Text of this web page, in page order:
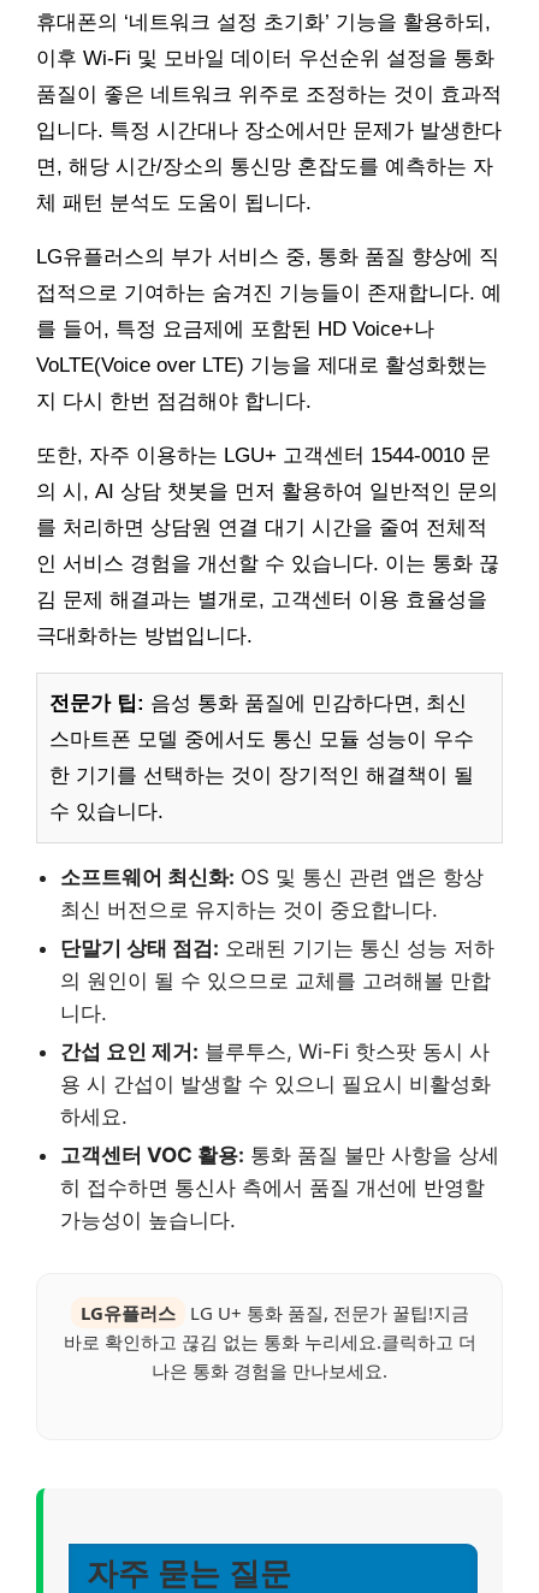
휴대폰의 ‘네트워크 설정 초기화’ 기능을 활용하되,
이후 Wi-Fi 및 모바일 데이터 우선순위 설정을 통화
품질이 좋은 네트워크 위주로 조정하는 것이 효과적
입니다. 특정 시간대나 장소에서만 문제가 발생한다
면, 해당 시간/장소의 통신망 혼잡도를 예측하는 자
체 패턴 분석도 도움이 됩니다.
LG유플러스의 부가 서비스 중, 통화 품질 향상에 직
접적으로 기여하는 숨겨진 기능들이 존재합니다. 예
를 들어, 특정 요금제에 포함된 HD Voice+나
VoLTE(Voice over LTE) 기능을 제대로 활성화했는
지 다시 한번 점검해야 합니다.
또한, 자주 이용하는 LGU+ 고객센터 1544-0010 문
의 시, AI 상담 챗봇을 먼저 활용하여 일반적인 문의
를 처리하면 상담원 연결 대기 시간을 줄여 전체적
인 서비스 경험을 개선할 수 있습니다. 이는 통화 끊
김 문제 해결과는 별개로, 고객센터 이용 효율성을
극대화하는 방법입니다.
전문가 팁: 음성 통화 품질에 민감하다면, 최신
스마트폰 모델 중에서도 통신 모듈 성능이 우수
한 기기를 선택하는 것이 장기적인 해결책이 될
수 있습니다.
소프트웨어 최신화: OS 및 통신 관련 앱은 항상
최신 버전으로 유지하는 것이 중요합니다.
단말기 상태 점검: 오래된 기기는 통신 성능 저하
의 원인이 될 수 있으므로 교체를 고려해볼 만합
니다.
간섭 요인 제거: 블루투스, Wi-Fi 핫스팟 동시 사
용 시 간섭이 발생할 수 있으니 필요시 비활성화
하세요.
고객센터 VOC 활용: 통화 품질 불만 사항을 상세
히 접수하면 통신사 측에서 품질 개선에 반영할
가능성이 높습니다.
LG유플러스
LG U+ 통화 품질, 전문가 꿀팁!지금
바로 확인하고 끊김 없는 통화 누리세요.클릭하고 더
나은 통화 경험을 만나보세요.
자주 묻는 질문